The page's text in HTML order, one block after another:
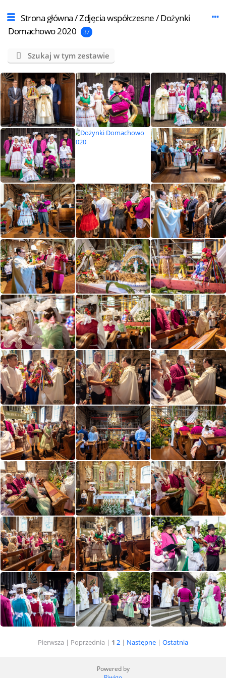
Strona główna/Zdjęcia współczesne/Dożynki
Domachowo 2020
37
Szukaj w tym zestawie
Pierwsza | Poprzednia | 1 2 | Następne | Ostatnia
Powered by